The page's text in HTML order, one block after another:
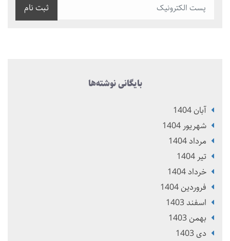
ثبت نام
بایگانی نوشته‌ها
آبان 1404
شهریور 1404
مرداد 1404
تير 1404
خرداد 1404
فروردین 1404
اسفند 1403
بهمن 1403
دی 1403